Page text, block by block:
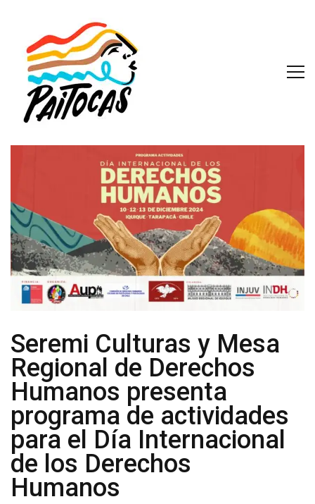
Seremi Culturas y Mesa
Regional de Derechos
Humanos presenta
programa de actividades
para el Día Internacional
de los Derechos
Humanos